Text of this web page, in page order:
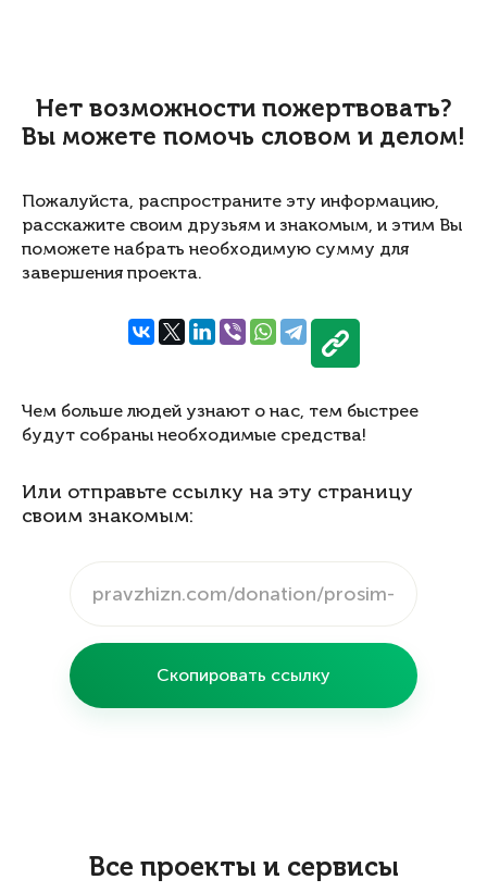
Нет возможности пожертвовать?
Вы можете помочь словом и делом!
Пожалуйста, распространите эту информацию,
расскажите своим друзьям и знакомым, и этим Вы
поможете набрать необходимую сумму для
завершения проекта.
Чем больше людей узнают о нас, тем быстрее
будут собраны необходимые средства!
Или отправьте ссылку на эту страницу
своим знакомым:
Скопировать ссылку
Все проекты и сервисы